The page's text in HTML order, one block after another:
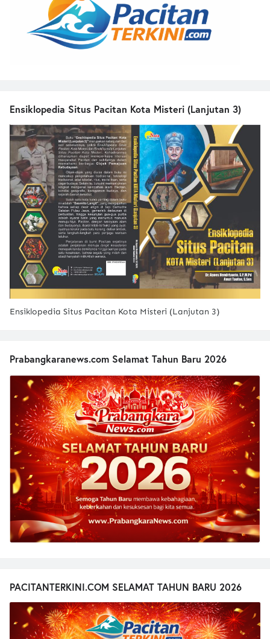
Ensiklopedia Situs Pacitan Kota Misteri (Lanjutan 3)
Ensiklopedia Situs Pacitan Kota Misteri (Lanjutan 3)
Prabangkaranews.com Selamat Tahun Baru 2026
PACITANTERKINI.COM SELAMAT TAHUN BARU 2026